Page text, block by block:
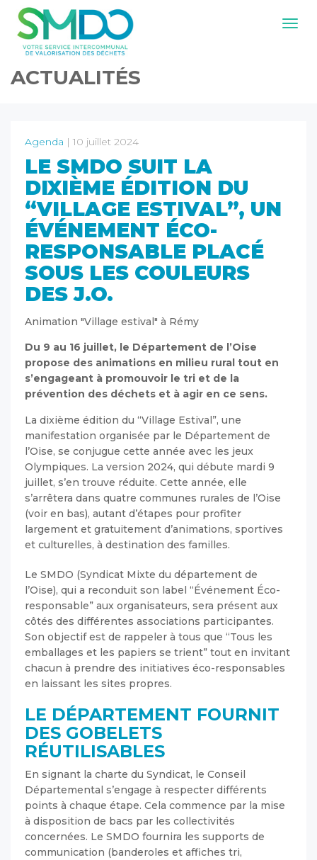
ACTUALITÉS
Agenda | 10 juillet 2024
LE SMDO SUIT LA
DIXIÈME ÉDITION DU
“VILLAGE ESTIVAL”, UN
ÉVÉNEMENT ÉCO-
RESPONSABLE PLACÉ
SOUS LES COULEURS
DES J.O.
Animation "Village estival" à Rémy
Du 9 au 16 juillet, le Département de l’Oise
propose des animations en milieu rural tout en
s’engageant à promouvoir le tri et de la
prévention des déchets et à agir en ce sens.
La dixième édition du “Village Estival”, une
manifestation organisée par le Département de
l’Oise, se conjugue cette année avec les jeux
Olympiques. La version 2024, qui débute mardi 9
juillet, s’en trouve réduite. Cette année, elle
s’arrêtera dans quatre communes rurales de l’Oise
(voir en bas), autant d’étapes pour profiter
largement et gratuitement d’animations, sportives
et culturelles, à destination des familles.
Le SMDO (Syndicat Mixte du département de
l’Oise), qui a reconduit son label “Événement Éco-
responsable” aux organisateurs, sera présent aux
côtés des différentes associations participantes.
Son objectif est de rappeler à tous que “Tous les
emballages et les papiers se trient” tout en invitant
chacun à prendre des initiatives éco-responsables
en laissant les sites propres.
LE DÉPARTEMENT FOURNIT
DES GOBELETS
RÉUTILISABLES
En signant la charte du Syndicat, le Conseil
Départemental s’engage à respecter différents
points à chaque étape. Cela commence par la mise
à disposition de bacs par les collectivités
concernées. Le SMDO fournira les supports de
communication (banderoles et affiches tri,